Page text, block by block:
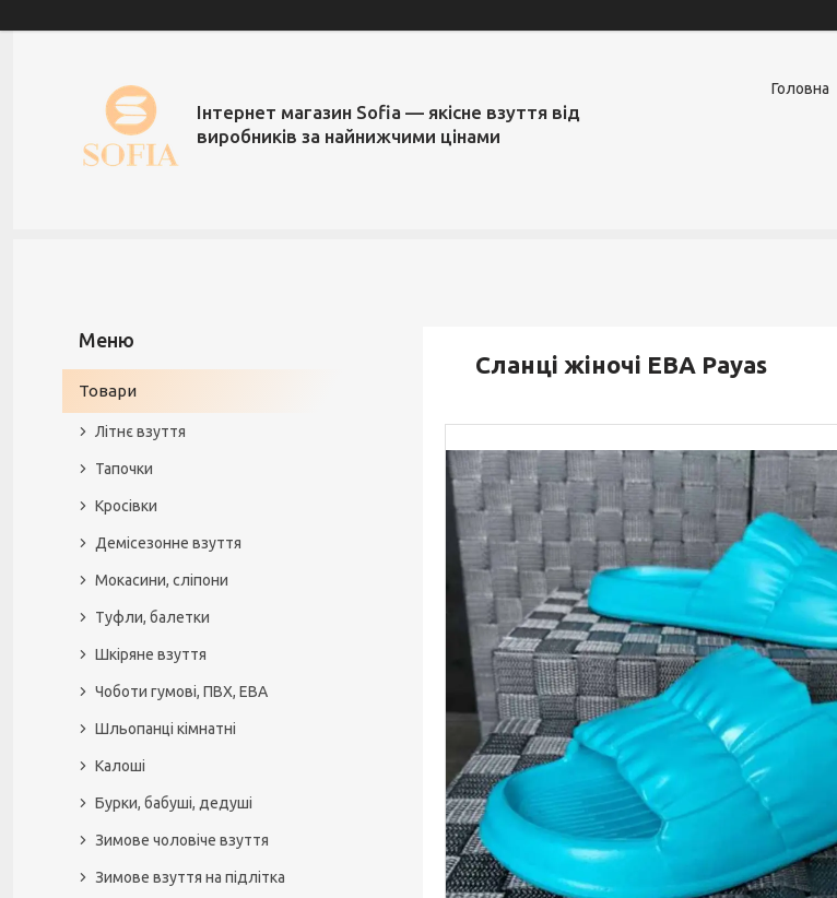
Інтернет магазин Sofia — якісне взуття від
виробників за найнижчими цінами
Головна
Сланці жіночі ЕВА Payas
Товари
Літнє взуття
Тапочки
Кросівки
Демісезонне взуття
Мокасини, сліпони
Туфли, балетки
Шкіряне взуття
Чоботи гумові, ПВХ, ЕВА
Шльопанці кімнатні
Калоші
Бурки, бабуші, дедуші
Зимове чоловіче взуття
Зимове взуття на підлітка